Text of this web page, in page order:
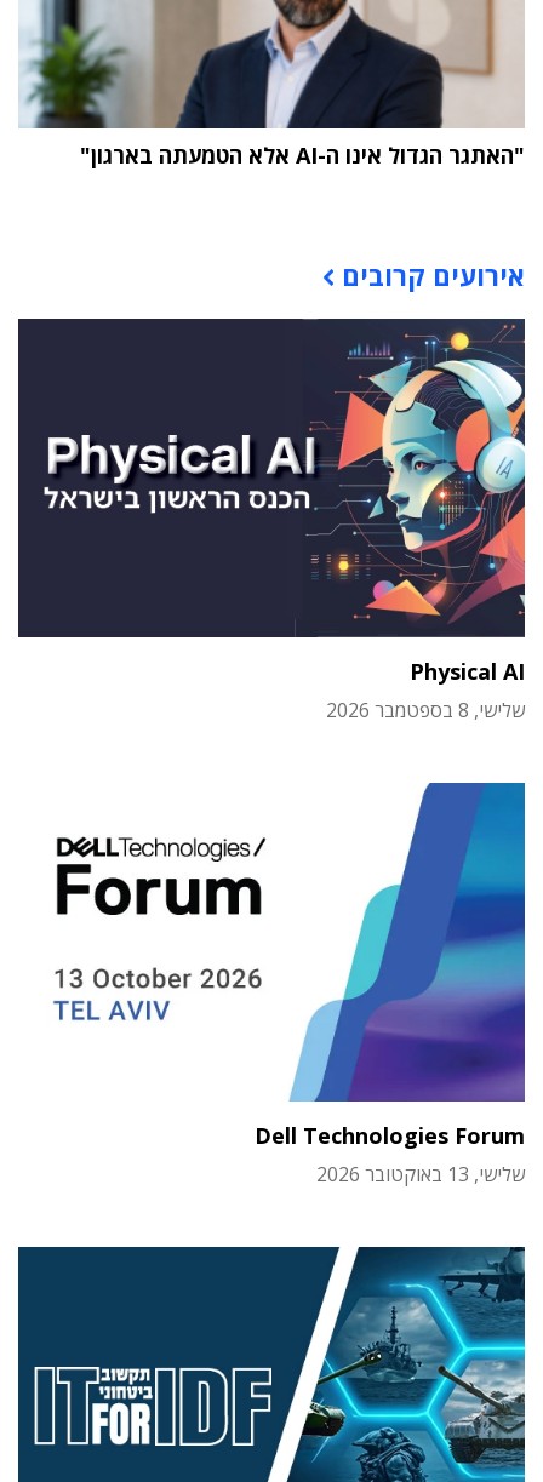
"האתגר הגדול אינו ה-AI אלא הטמעתה בארגון"
אירועים קרובים
Physical AI
שלישי, 8 בספטמבר 2026
Dell Technologies Forum
שלישי, 13 באוקטובר 2026